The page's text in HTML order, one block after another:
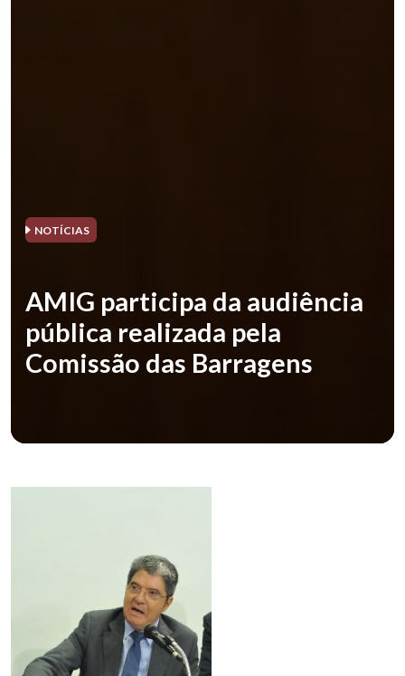
NOTÍCIAS
AMIG participa da audiência
pública realizada pela
Comissão das Barragens